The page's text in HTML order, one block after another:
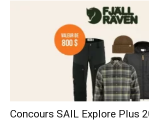
Concours SAIL Explore Plus